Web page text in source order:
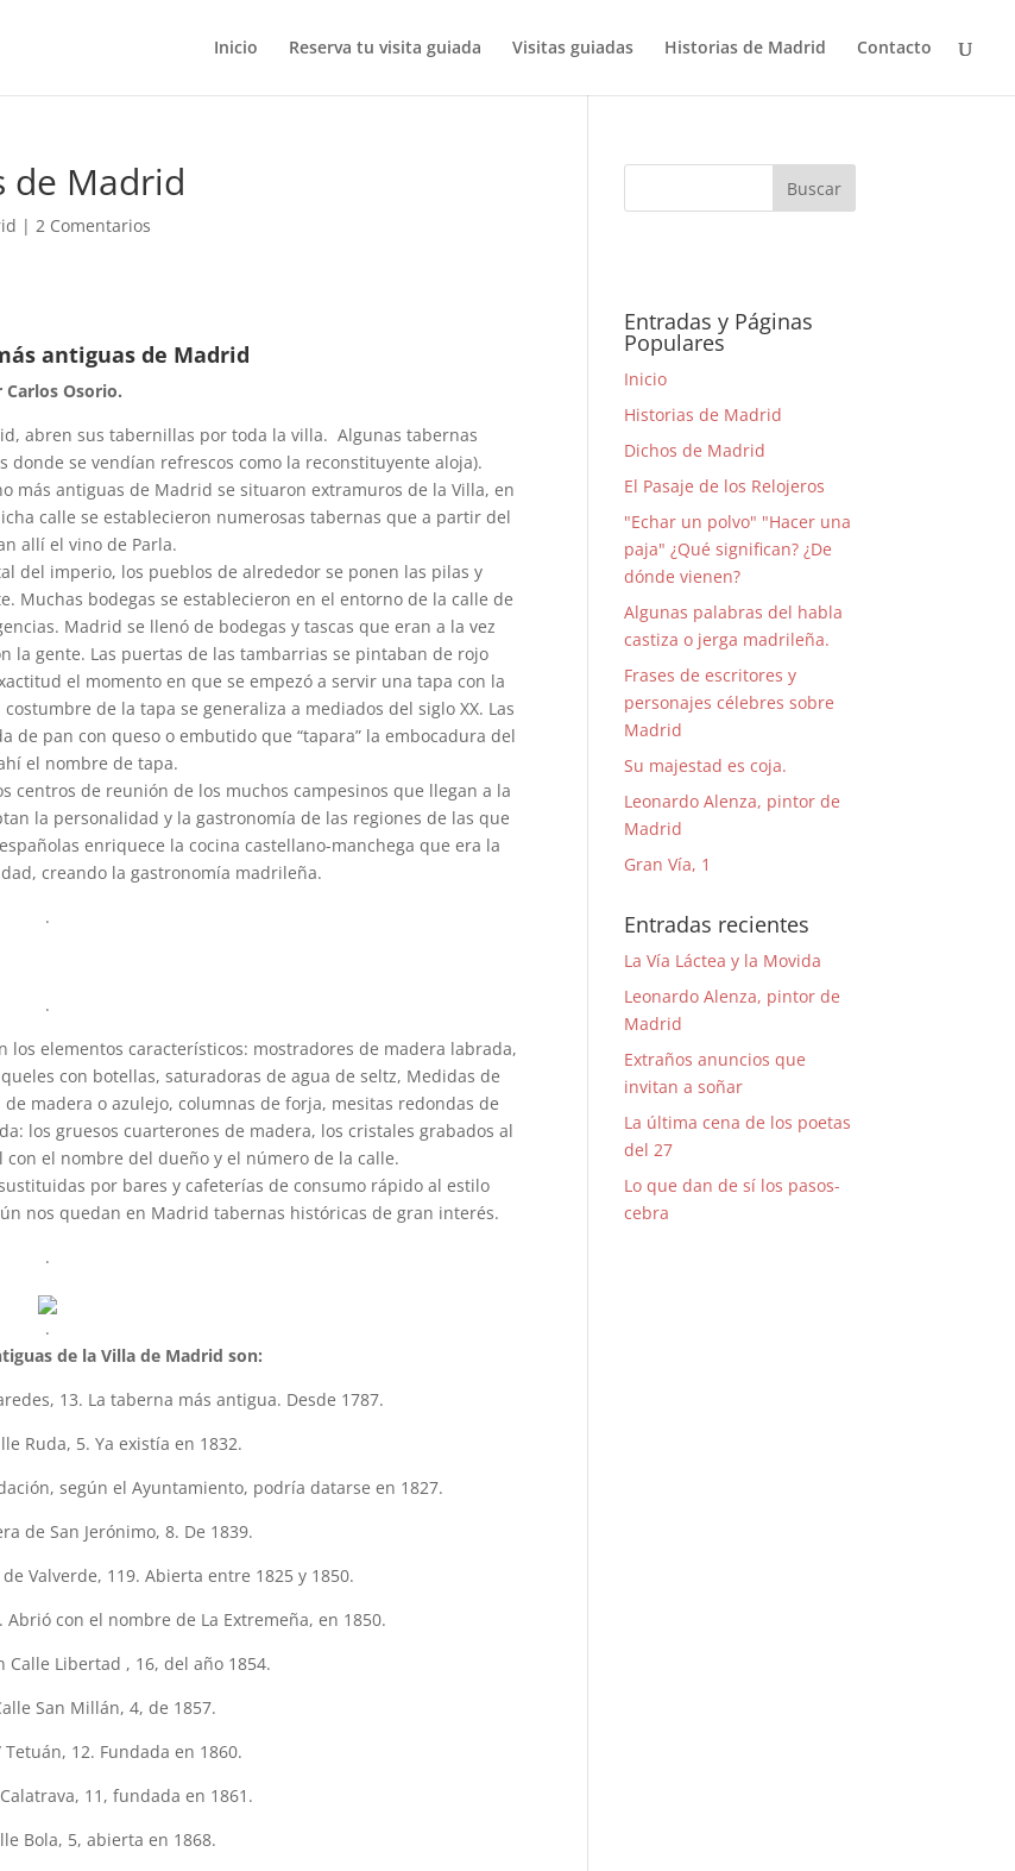
Inicio Reserva tu visita guiada Visitas guiadas Historias de Madrid Contacto
de Madrid
|2 Comentarios
antiguas de Madrid
Carlos Osorio.
abren sus tabernillas por toda la villa. Algunas tabernas
se vendían refrescos como la reconstituyente aloja).
más antiguas de Madrid se situaron extramuros de la Villa, en
calle se establecieron numerosas tabernas que a partir del
allí el vino de Parla.
del imperio, los pueblos de alrededor se ponen las pilas y
Muchas bodegas se establecieron en el entorno de la calle de
Madrid se llenó de bodegas y tascas que eran a la vez
la gente. Las puertas de las tambarrias se pintaban de rojo
el momento en que se empezó a servir una tapa con la
de la tapa se generaliza a mediados del siglo XX. Las
de pan con queso o embutido que “tapara” la embocadura del
el nombre de tapa.
centros de reunión de los muchos campesinos que llegan a la
la personalidad y la gastronomía de las regiones de las que
enriquece la cocina castellano-manchega que era la
creando la gastronomía madrileña.
.
.
los elementos característicos: mostradores de madera labrada,
con botellas, saturadoras de agua de seltz, Medidas de
madera o azulejo, columnas de forja, mesitas redondas de
los gruesos cuarterones de madera, los cristales grabados al
el nombre del dueño y el número de la calle.
por bares y cafeterías de consumo rápido al estilo
nos quedan en Madrid tabernas históricas de gran interés.
.
.
de la Villa de Madrid son:
13. La taberna más antigua. Desde 1787.
Ruda, 5. Ya existía en 1832.
según el Ayuntamiento, podría datarse en 1827.
de San Jerónimo, 8. De 1839.
de Valverde, 119. Abierta entre 1825 y 1850.
Abrió con el nombre de La Extremeña, en 1850.
Calle Libertad , 16, del año 1854.
San Millán, 4, de 1857.
Tetuán, 12. Fundada en 1860.
Calatrava, 11, fundada en 1861.
Bola, 5, abierta en 1868.
Entradas y Páginas
Populares
Inicio
Historias de Madrid
Dichos de Madrid
El Pasaje de los Relojeros
"Echar un polvo" "Hacer una
paja" ¿Qué significan? ¿De
dónde vienen?
Algunas palabras del habla
castiza o jerga madrileña.
Frases de escritores y
personajes célebres sobre
Madrid
Su majestad es coja.
Leonardo Alenza, pintor de
Madrid
Gran Vía, 1
Entradas recientes
La Vía Láctea y la Movida
Leonardo Alenza, pintor de
Madrid
Extraños anuncios que
invitan a soñar
La última cena de los poetas
del 27
Lo que dan de sí los pasos-
cebra